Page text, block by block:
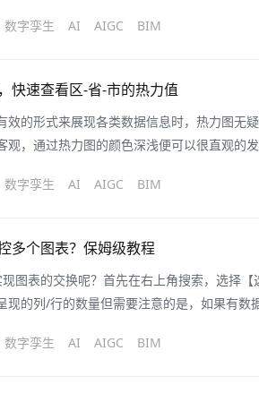
部分内容对其重新总结，整合成以下一些维
数字孪生 AI AIGC BIM
快速查看区-省-市的热力值
效的形式来展现各类数据信息时，热力图无
观，通过热力图的颜色深浅便可以很直观的
钻，实现三级跳的区域热力展示（当然如果
数字孪生 AI AIGC BIM
多个图表？保姆级教程
图表的交换呢？首先在右上角搜索，选择
现的列/行的数量但需要注意的是，如果有
着的，只要将文字方向更改成“竖排”即可
数字孪生 AI AIGC BIM